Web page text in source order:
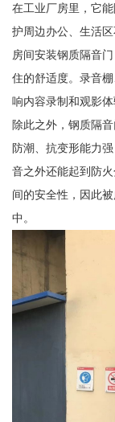
在工业厂房里，它
护周边办公、生活
房间安装钢质隔音
住的舒适度。录音
响内容录制和观影
除此之外，钢质隔
防潮、抗变形能力
音之外还能起到防
间的安全性，因此
中。